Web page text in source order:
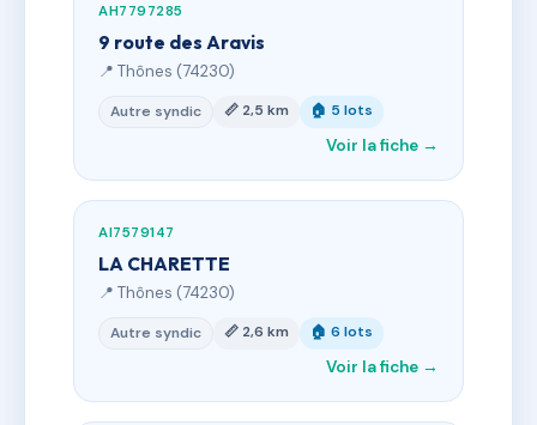
AH7797285
9 route des Aravis
📍 Thônes (74230)
Autre syndic 📏 2,5 km 🏠 5 lots
Voir la fiche →
AI7579147
LA CHARETTE
📍 Thônes (74230)
Autre syndic 📏 2,6 km 🏠 6 lots
Voir la fiche →